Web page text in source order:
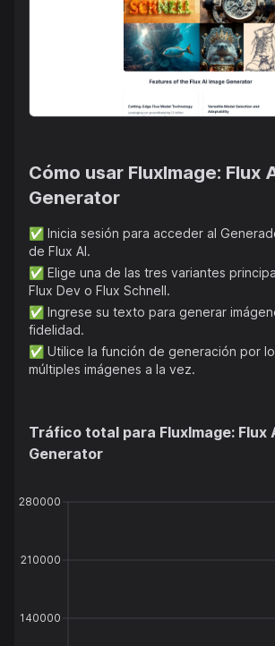
previa de efectos, y cuenta con
generación por lotes para aumentar la
creativa. Posicionado como una
texto a imagen, el Generador de
ideal tanto para profesionales como
creación visual impulsada por IA.
Cómo usar FluxImage: Flux
Generator
✅ Inicia sesión para acceder al
de Flux AI.
✅ Elige una de las tres variantes
Flux Dev o Flux Schnell.
✅ Ingrese su texto para generar
fidelidad.
✅ Utilice la función de generación por
múltiples imágenes a la vez.
Tráfico total para FluxImage: Flux
Generator
140000
210000
280000